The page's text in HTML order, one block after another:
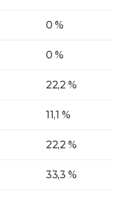
0 %
0 %
22,2 %
11,1 %
22,2 %
33,3 %